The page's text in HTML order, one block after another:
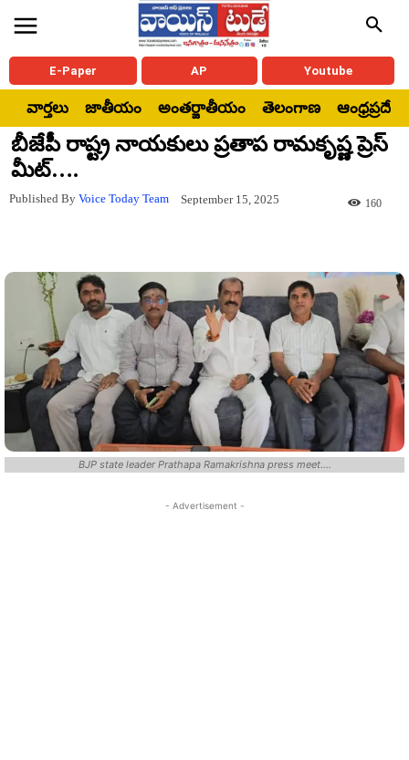
E-Paper AP Youtube
వార్తలు జాతీయం అంతర్జాతీయం తెలంగాణ ఆంధ్రప్రదేశ్
బీజేపీ రాష్ట్ర నాయకులు ప్రతాప రామకృష్ణ ప్రెస్
మీట్….
Published By Voice Today Team September 15, 2025 160
BJP state leader Prathapa Ramakrishna press meet....
- Advertisement -